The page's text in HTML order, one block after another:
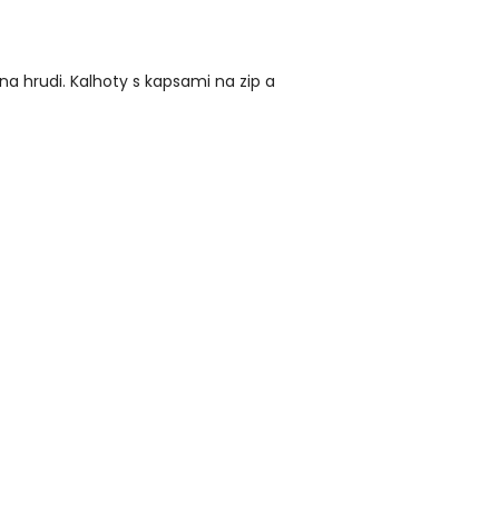
hrudi. Kalhoty s kapsami na zip a